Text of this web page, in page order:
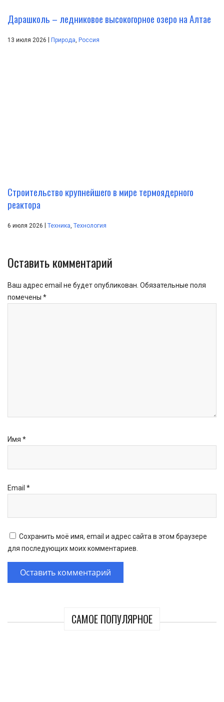
САМОЕ ПОПУЛЯРНОЕ
Дарашколь – ледниковое высокогорное озеро на Алтае
13 июля 2026 Природа, Россия
Строительство крупнейшего в мире термоядерного
реактора
6 июля 2026 Техника, Технология
Оставить комментарий
Ваш адрес email не будет опубликован. Обязательные поля
помечены *
Имя *
Email *
Сохранить моё имя, email и адрес сайта в этом браузере
для последующих моих комментариев.